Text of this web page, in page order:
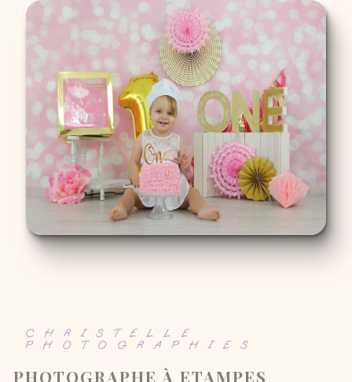
CHRISTELLE
PHOTOGRAPHIES
PHOTOGRAPHE À ETAMPES